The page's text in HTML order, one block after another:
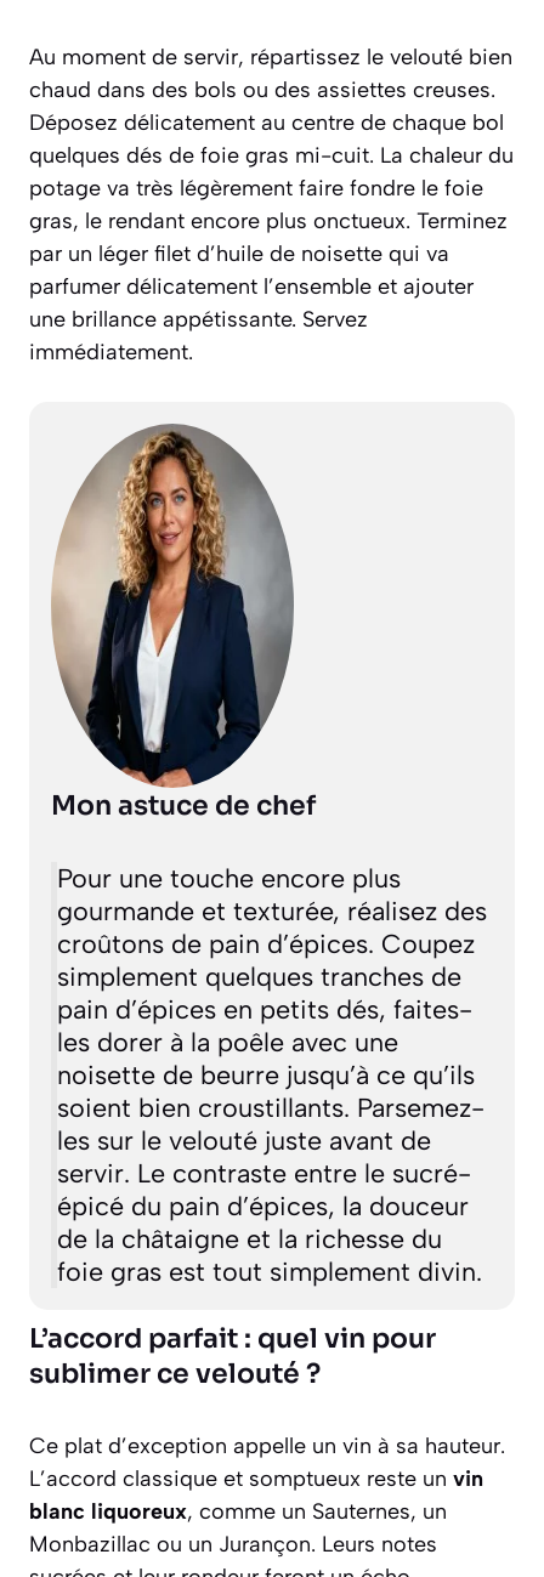
Au moment de servir, répartissez le velouté bien
chaud dans des bols ou des assiettes creuses.
Déposez délicatement au centre de chaque bol
quelques dés de foie gras mi-cuit. La chaleur du
potage va très légèrement faire fondre le foie
gras, le rendant encore plus onctueux. Terminez
par un léger filet d’huile de noisette qui va
parfumer délicatement l’ensemble et ajouter
une brillance appétissante. Servez
immédiatement.
Mon astuce de chef
Pour une touche encore plus
gourmande et texturée, réalisez des
croûtons de pain d’épices. Coupez
simplement quelques tranches de
pain d’épices en petits dés, faites-
les dorer à la poêle avec une
noisette de beurre jusqu’à ce qu’ils
soient bien croustillants. Parsemez-
les sur le velouté juste avant de
servir. Le contraste entre le sucré-
épicé du pain d’épices, la douceur
de la châtaigne et la richesse du
foie gras est tout simplement divin.
L’accord parfait : quel vin pour
sublimer ce velouté ?
Ce plat d’exception appelle un vin à sa hauteur.
L’accord classique et somptueux reste un vin
blanc liquoreux, comme un Sauternes, un
Monbazillac ou un Jurançon. Leurs notes